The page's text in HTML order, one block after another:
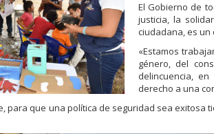
El Gobierno de
justicia, la
ciudadana, es
«Estamos
género, del
delincuencia,
derecho a una
para que una política de seguridad sea exitosa